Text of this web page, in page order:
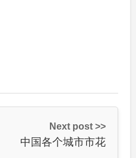
Next post >>
中国各个城市市花